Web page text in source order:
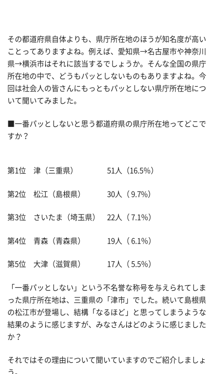
その都道府県自体よりも、県庁所在地のほうが知名度が高い
ことってありますよね。例えば、愛知県→名古屋市や神奈川
県→横浜市はそれに該当するでしょうか。そんな全国の県庁
所在地の中で、どうもパッとしないものもありますよね。今
回は社会人の皆さんにもっともパッとしない県庁所在地につ
いて聞いてみました。
■一番パッとしないと思う都道府県の県庁所在地ってどこで
すか？
第1位 津（三重県） 51人（16.5％）
第2位 松江（島根県） 30人（ 9.7%）
第3位 さいたま（埼玉県） 22人（ 7.1％）
第4位 青森（青森県） 19人（ 6.1％）
第5位 大津（滋賀県） 17人（ 5.5％）
「一番パッとしない」という不名誉な称号を与えられてしま
った県庁所在地は、三重県の「津市」でした。続いて島根県
の松江市が登場し、結構「なるほど」と思ってしまうような
結果のように感じますが、みなさんはどのように感じました
か？
それではその理由について聞いていますのでご紹介しましょ
う。